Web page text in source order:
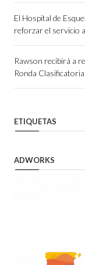
El Hospital de
reforzar el servicio
Rawson recibirá a
Ronda
ETIQUETAS
ADWORKS